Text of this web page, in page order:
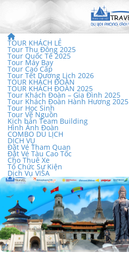
TOUR KHÁCH LẺ
Tour Thu Đông 2025
Tour Quốc Tế 2025
Tour Máy Bay
Tour Cao Cấp
Tour Tết Dương Lịch 2026
TOUR KHÁCH ĐOÀN
TOUR KHÁCH ĐOÀN 2025
Tour Khách Đoàn – Gia Đình 2025
Tour Khách Đoàn Hành Hương 2025
Tour Học Sinh
Tour Về Nguồn
Kịch bản Team Building
Hình Ảnh Đoàn
COMBO DU LỊCH
DỊCH VỤ
Đặt Vé Tham Quan
Đặt Vé Tàu Cao Tốc
Cho Thuê Xe
Tổ Chức Sự Kiện
Dịch Vụ VISA